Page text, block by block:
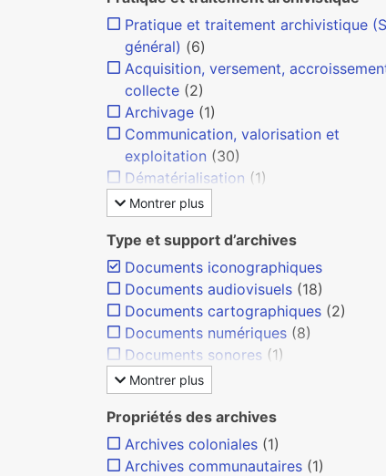
Pratique et traitement archivistique
général) (6)
Acquisition, versement,
collecte (2)
Archivage (1)
Communication, valorisation et
exploitation (30)
Dématérialisation (1)
Montrer plus
Type et support d’archives
Documents iconographiques
Documents audiovisuels (18)
Documents cartographiques (2)
Documents numériques (8)
Documents sonores (1)
Montrer plus
Propriétés des archives
Archives coloniales (1)
Archives communautaires (1)